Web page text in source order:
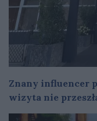
Znany influencer
wizyta nie